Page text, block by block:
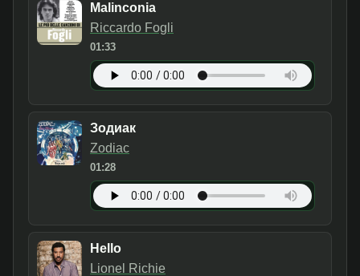
Malinconia
Riccardo Fogli
01:33
Зодиак
Zodiac
01:28
Hello
Lionel Richie